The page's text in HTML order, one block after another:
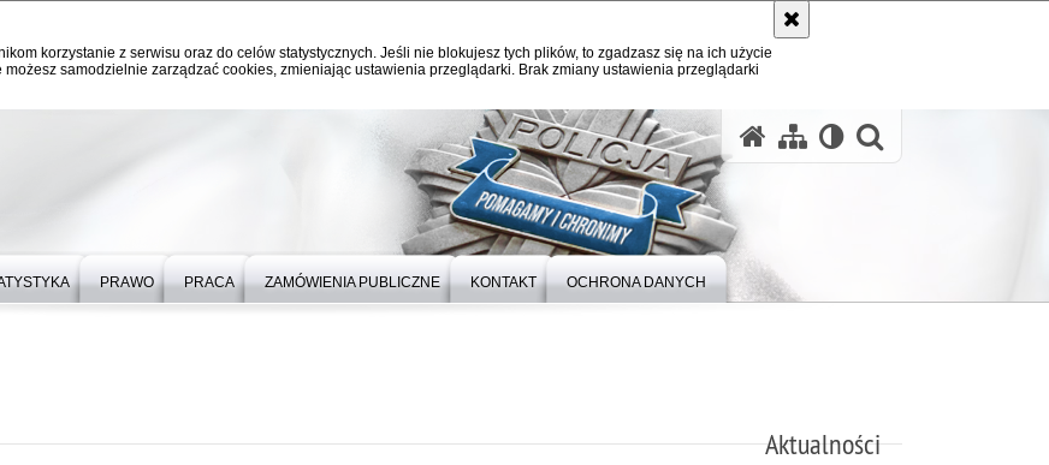
korzystanie z serwisu oraz do celów statystycznych. Jeśli nie blokujesz tych plików, to zgadzasz się na ich użycie
samodzielnie zarządzać cookies, zmieniając ustawienia przeglądarki. Brak zmiany ustawienia przeglądarki
PRAWO PRACA ZAMÓWIENIA PUBLICZNE KONTAKT OCHRONA DANYCH
Aktualności